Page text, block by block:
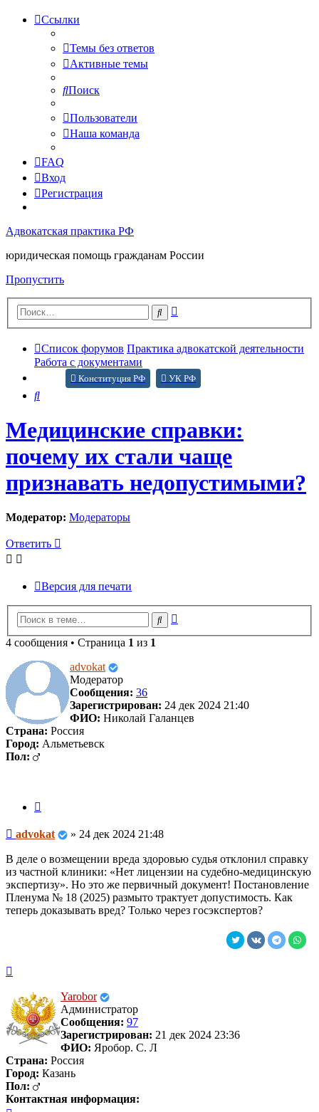
Ссылки
Темы без ответов
Активные темы
Поиск
Пользователи
Наша команда
FAQ
Вход
Регистрация
Адвокатская практика РФ
юридическая помощь гражданам России
Пропустить
Поиск
Список форумов Практика адвокатской деятельности
Работа с документами
Конституция РФ УК РФ
Поиск
Медицинские справки:
почему их стали чаще
признавать недопустимыми?
Модератор: Модераторы
Ответить
Версия для печати
Поиск
4 сообщения • Страница 1 из 1
advokat
Модератор
Сообщения: 36
Зарегистрирован: 24 дек 2024 21:40
ФИО: Николай Галанцев
Страна: Россия
Город: Альметьевск
Пол:
Сообщение
advokat » 24 дек 2024 21:48
В деле о возмещении вреда здоровью судья отклонил справку
из частной клиники: «Нет лицензии на судебно-медицинскую
экспертизу». Но это же первичный документ! Постановление
Пленума № 18 (2025) размыто трактует допустимость. Как
теперь доказывать вред? Только через госэкспертов?
началу
Yarobor
Администратор
Сообщения: 97
Зарегистрирован: 21 дек 2024 23:36
ФИО: Яробор. С. Л
Страна: Россия
Город: Казань
Пол:
Контактная информация: